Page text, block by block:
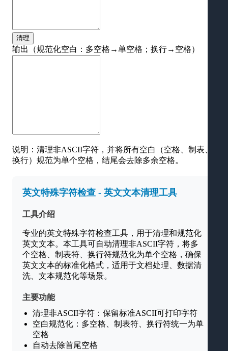
清理
输出（规范化空白：多空格→单空格；换行→空格）
说明：清理非ASCII字符，并将所有空白（空格、制表、
换行）规范为单个空格，结尾会去除多余空格。
英文特殊字符检查 - 英文文本清理工具
工具介绍
专业的英文特殊字符检查工具，用于清理和规范化
英文文本。本工具可自动清理非ASCII字符，将多
个空格、制表符、换行符规范化为单个空格，确保
英文文本的标准化格式，适用于文档处理、数据清
洗、文本规范化等场景。
主要功能
清理非ASCII字符：保留标准ASCII可打印字符
空白规范化：多空格、制表符、换行符统一为单
空格
自动去除首尾空格